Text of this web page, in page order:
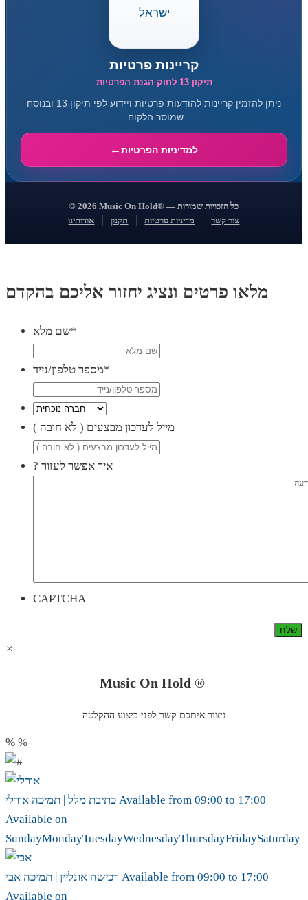
קריינות פרטיות
תיקון 13 לחוק הגנת הפרטיות
ניתן להזמין קריינות להודעות פרטיות ויידוע לפי תיקון 13 ובנוסח
שמוסר הלקוח.
למדיניות הפרטיות
© 2026 Music On Hold® — כל הזכויות שמורות
אודותינו
תקנון מדיניות פרטיות צור קשר
מלאו פרטים ונציג יחזור אליכם בהקדם
שם מלא*
מספר טלפון/נייד*
( מייל לעדכון מבצעים ( לא חובה
? איך אפשר לעזור
CAPTCHA
×
Music On Hold ®
ניצור איתכם קשר לפני ביצוע ההקלטה
% %
כתיבת מלל | תמיכה Available from 09:00 to 17:00
Available on
SundayMondayTuesdayWednesdayThursdayFridaySaturday
רכישה אונליין | תמיכה Available from 09:00 to 17:00
Available on